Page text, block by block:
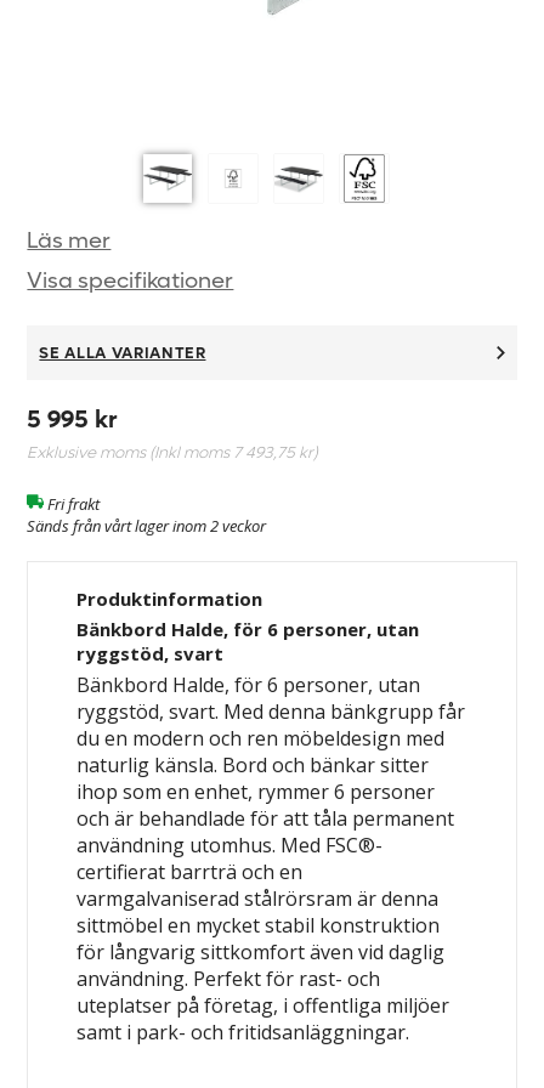
Läs mer
Visa specifikationer
SE ALLA VARIANTER
5 995 kr
Exklusive moms (Inkl moms 7 493,75 kr)
Fri frakt
Sänds från vårt lager inom 2 veckor
Produktinformation
Bänkbord Halde, för 6 personer, utan
ryggstöd, svart
Bänkbord Halde, för 6 personer, utan
ryggstöd, svart. Med denna bänkgrupp får
du en modern och ren möbeldesign med
naturlig känsla. Bord och bänkar sitter
ihop som en enhet, rymmer 6 personer
och är behandlade för att tåla permanent
användning utomhus. Med FSC®-
certifierat barrträ och en
varmgalvaniserad stålrörsram är denna
sittmöbel en mycket stabil konstruktion
för långvarig sittkomfort även vid daglig
användning. Perfekt för rast- och
uteplatser på företag, i offentliga miljöer
samt i park- och fritidsanläggningar.